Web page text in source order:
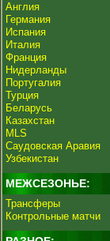
Англия
Германия
Испания
Италия
Франция
Нидерланды
Португалия
Турция
Беларусь
Казахстан
MLS
Саудовская Аравия
Узбекистан
МЕЖСЕЗОНЬЕ:
Трансферы
Контрольные матчи